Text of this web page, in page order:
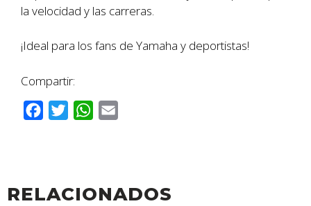
la velocidad y las carreras.
¡Ideal para los fans de Yamaha y deportistas!
Compartir:
t
W
s
l
RELACIONADOS